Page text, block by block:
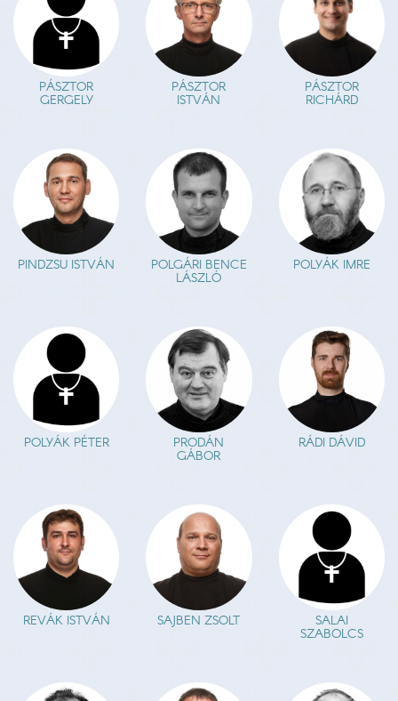
PÁSZTOR
GERGELY
PÁSZTOR
ISTVÁN
PÁSZTOR
RICHÁRD
PINDZSU ISTVÁN POLGÁRI BENCE
LÁSZLÓ
POLYÁK IMRE
POLYÁK PÉTER PRODÁN
GÁBOR
RÁDI DÁVID
REVÁK ISTVÁN SAJBEN ZSOLT SALAI
SZABOLCS